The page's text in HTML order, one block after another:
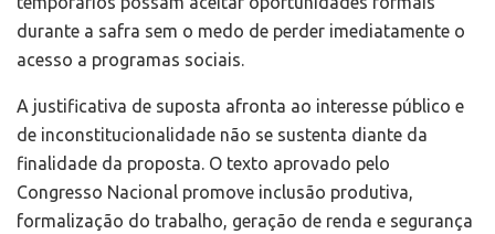
durante a safra sem o medo de perder imediatamente o
acesso a programas sociais.
A justificativa de suposta afronta ao interesse público e
de inconstitucionalidade não se sustenta diante da
finalidade da proposta. O texto aprovado pelo
Congresso Nacional promove inclusão produtiva,
formalização do trabalho, geração de renda e segurança